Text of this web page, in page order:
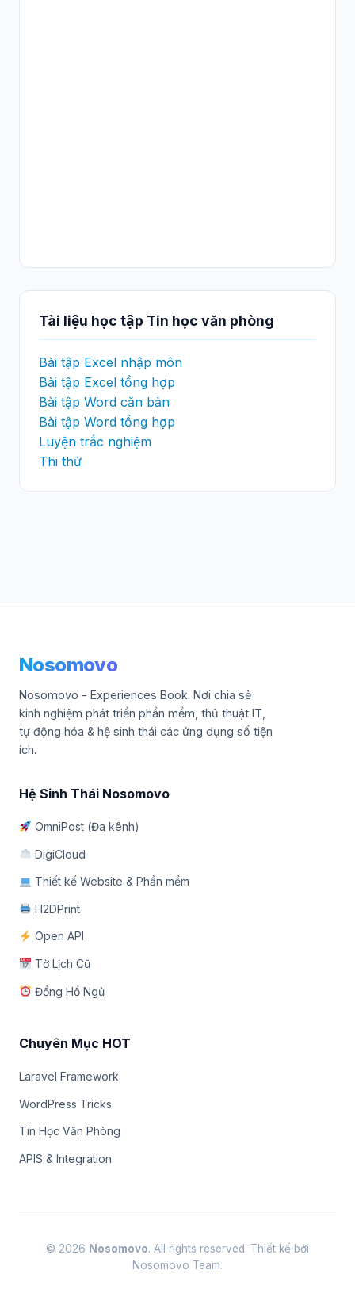
Tài liệu học tập Tin học văn phòng
Bài tập Excel nhập môn
Bài tập Excel tổng hợp
Bài tập Word căn bản
Bài tập Word tổng hợp
Luyện trắc nghiệm
Thi thử
Nosomovo
Nosomovo - Experiences Book. Nơi chia sẻ
kinh nghiệm phát triển phần mềm, thủ thuật IT,
tự động hóa & hệ sinh thái các ứng dụng số tiện
ích.
Hệ Sinh Thái Nosomovo
OmniPost (Đa kênh)
DigiCloud
Thiết kế Website & Phần mềm
H2DPrint
Open API
Tờ Lịch Cũ
Đồng Hồ Ngủ
Chuyên Mục HOT
Laravel Framework
WordPress Tricks
Tin Học Văn Phòng
APIS & Integration
© 2026 Nosomovo. All rights reserved. Thiết kế bởi
Nosomovo Team.